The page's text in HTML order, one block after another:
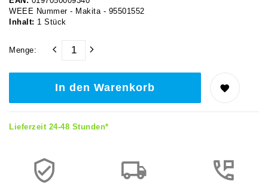
WEEE Nummer - Makita - 95501552
Inhalt: 1 Stück
Menge:
In den Warenkorb
Lieferzeit 24-48 Stunden*